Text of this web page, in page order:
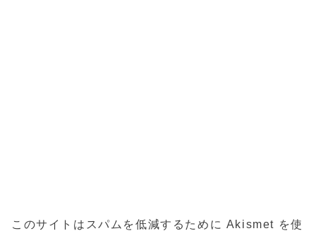
このサイトはスパムを低減するために Akismet を使